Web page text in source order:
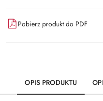
Pobierz produkt do PDF
OPIS PRODUKTU